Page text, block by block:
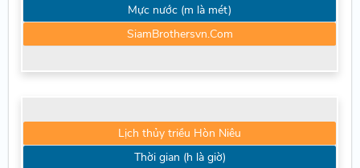
Mực nước (m là mét)
SiamBrothersvn.Com
Lịch thủy triều Hòn Niêu
Thời gian (h là giờ)